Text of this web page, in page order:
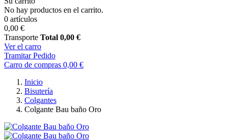
No hay productos en el carrito.
0 artículos
0,00 €
Transporte Total 0,00 €
Ver el carro
Tramitar Pedido
Carro de compras 0,00 €
Inicio
Bisutería
Colgantes
Colgante Bau baño Oro